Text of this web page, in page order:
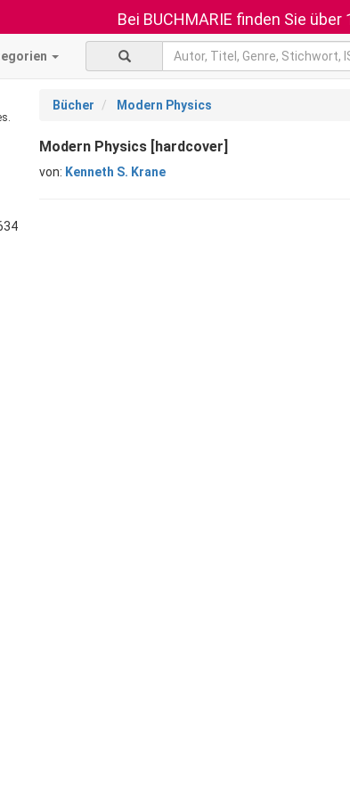
Bei BUCHMARIE finden Sie
Bücher Modern Physics
Modern Physics [hardcover]
von: Kenneth S. Krane